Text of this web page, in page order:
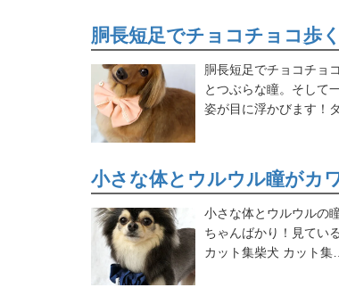
胴長短足でチョコチョコ歩
胴長短足でチョコチョ
とつぶらな瞳。そして
姿が目に浮かびます！
小さな体とウルウル瞳がカ
小さな体とウルウルの
ちゃんばかり！見てい
カット集柴犬 カット集…